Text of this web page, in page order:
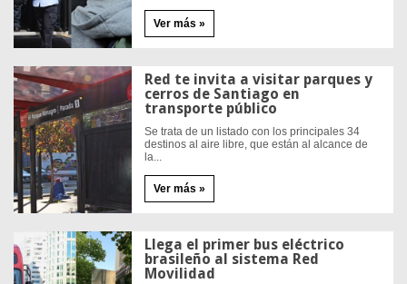
Ver más »
Red te invita a visitar parques y
cerros de Santiago en
transporte público
Se trata de un listado con los principales 34
destinos al aire libre, que están al alcance de
la...
Ver más »
Llega el primer bus eléctrico
brasileño al sistema Red
Movilidad